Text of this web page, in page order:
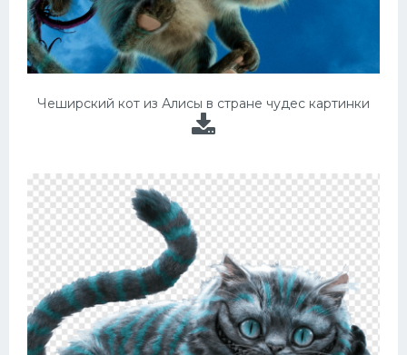
Чеширский кот из Алисы в стране чудес картинки